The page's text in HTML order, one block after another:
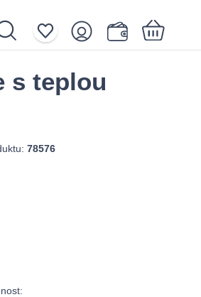
košík je prázdný.
s teplou
78576